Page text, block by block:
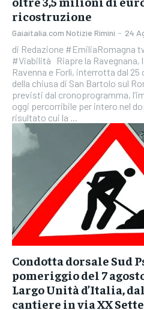
ricostruzione
Gaiaitalia.com Notizie Rimini - 24
di Redazione #EmiliaRomagna
#Viabilità Riapre la Ravegnana,
Ravenna e Forlì, interrotta dal
della chiusa di San Bartolo sul
previsti dal cronoprogramma,
oggi percorribile per intero nel
risultato cui la ...
Condotta dorsale Sud
pomeriggio del 7
Largo Unità d’Italia,
cantiere in via XX